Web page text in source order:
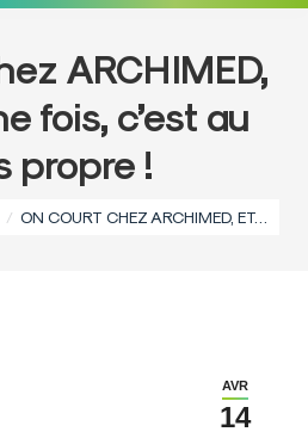
ARCHIMED,
fois, c’est au
propre !
ON COURT CHEZ ARCHIMED, ET…
AVR
14